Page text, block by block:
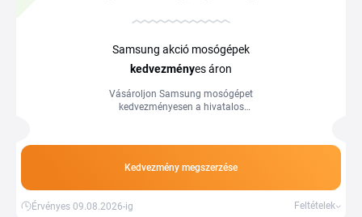
Samsung akció mosógépek
kedvezményes áron
Vásároljon Samsung mosógépet
kedvezményesen a hivatalos
Kedvezmény megszerzése
Érvényes 09.08.2026-ig Feltételek